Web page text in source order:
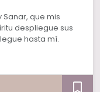
que mis
despliegue sus
hasta mí.